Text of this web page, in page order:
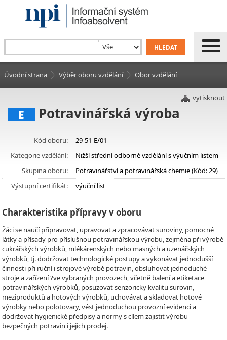
Úvodní strana Výběr oboru vzdělání Obor vzdělání
vytisknout
E Potravinářská výroba
Kód oboru:
29-51-E/01
Kategorie vzdělání:
Nižší střední odborné vzdělání s výučním listem
Skupina oboru:
Potravinářství a potravinářská chemie (Kód: 29)
Výstupní certifikát:
výuční list
Charakteristika přípravy v oboru
Žáci se naučí připravovat, upravovat a zpracovávat suroviny, pomocné
látky a přísady pro příslušnou potravinářskou výrobu, zejména při výrobě
cukrářských výrobků, mlékárenských nebo masných a uzenářských
výrobků, tj. dodržovat technologické postupy a vykonávat jednodušší
činnosti při ruční i strojové výrobě potravin, obsluhovat jednoduché
stroje a zařízení ?ve vybraných provozech, včetně balení a etiketace
potravinářských výrobků, posuzovat senzoricky kvalitu surovin,
meziproduktů a hotových výrobků, uchovávat a skladovat hotové
výrobky nebo polotovary, vést jednoduchou provozní evidenci a
dodržovat hygienické předpisy a normy s cílem zajistit výrobu
bezpečných potravin i jejich prodej.